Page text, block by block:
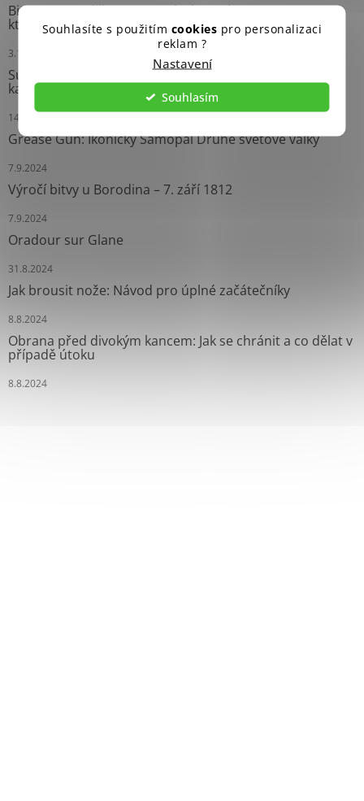
Souhlasíte s použitím cookies pro personalizaci
reklam ?
Nastavení
Souhlasím
Bitva o Mogadišu (1993): „Black Hawk Down“ – Operace,
která změnila moderní válku
3.10.2024
Survival náramky: Neprávem opomíjení pomocníci
každého dobrodruha
14.9.2024
Grease Gun: Ikonický Samopal Druhé světové války
7.9.2024
Výročí bitvy u Borodina – 7. září 1812
7.9.2024
Oradour sur Glane
31.8.2024
Jak brousit nože: Návod pro úplné začátečníky
8.8.2024
Obrana před divokým kancem: Jak se chránit a co dělat v
případě útoku
8.8.2024